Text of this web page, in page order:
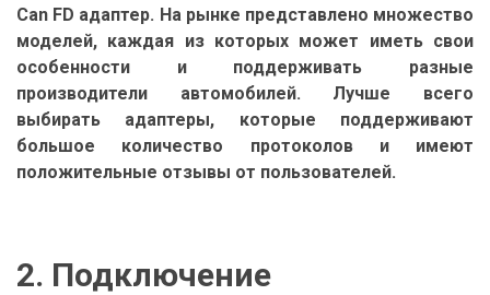
Can FD адаптер. На рынке представлено множество
моделей, каждая из которых может иметь свои
особенности и поддерживать разные
производители автомобилей. Лучше всего
выбирать адаптеры, которые поддерживают
большое количество протоколов и имеют
положительные отзывы от пользователей.
2. Подключение